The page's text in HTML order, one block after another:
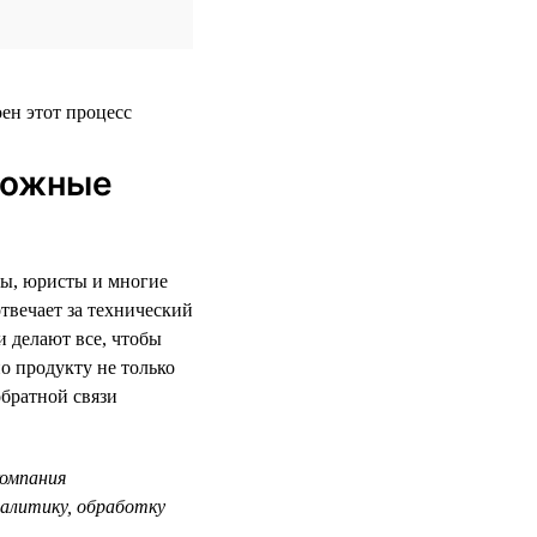
юристы и многие
за технический
делают все, чтобы
продукту не только
связи
обработку